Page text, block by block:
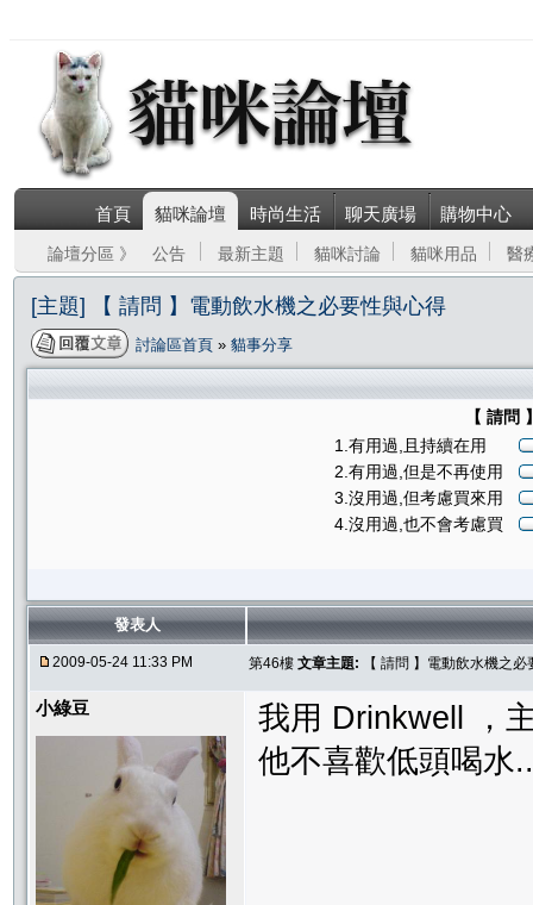
首頁 貓咪論壇 時尚生活 聊天廣場 購物中心
論壇分區 》 公告 最新主題 貓咪討論 貓咪用品 醫
[主題] 【 請問 】電動飲水機之必要性與心得
討論區首頁 » 貓事分享
【 請問
1.有用過,且持續在用
2.有用過,但是不再使用
3.沒用過,但考慮買來用
4.沒用過,也不會考慮買
發表人
2009-05-24 11:33 PM 第46樓 文章主題: 【 請問 】電動飲水機之
小綠豆
我用 Drinkwell ，
他不喜歡低頭喝水